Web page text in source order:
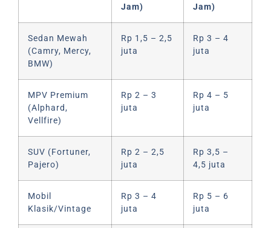
Jam)
Jam)
Sedan Mewah
(Camry, Mercy,
BMW)
Rp 1,5 – 2,5
juta
Rp 3 – 4
juta
MPV Premium
(Alphard,
Vellfire)
Rp 2 – 3
juta
Rp 4 – 5
juta
SUV (Fortuner,
Pajero)
Rp 2 – 2,5
juta
Rp 3,5 –
4,5 juta
Mobil
Klasik/Vintage
Rp 3 – 4
juta
Rp 5 – 6
juta